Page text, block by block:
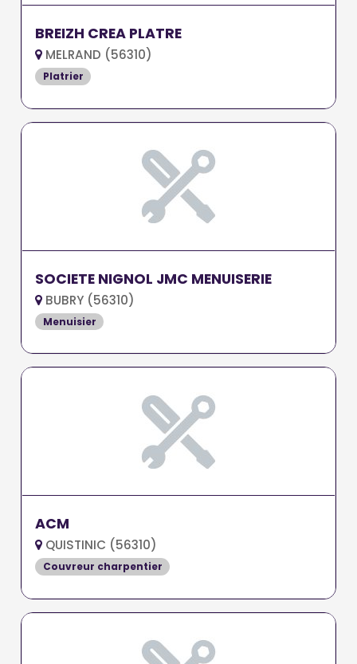
BREIZH CREA PLATRE
MELRAND (56310)
Platrier
SOCIETE NIGNOL JMC MENUISERIE
BUBRY (56310)
Menuisier
ACM
QUISTINIC (56310)
Couvreur charpentier